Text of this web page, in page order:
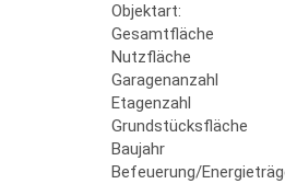
Objektart:
Gesamtfläche
Nutzfläche
Garagenanzahl
Etagenzahl
Grundstücksfläche
Baujahr
Befeuerung/